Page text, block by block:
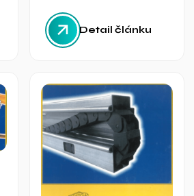
Detail článku